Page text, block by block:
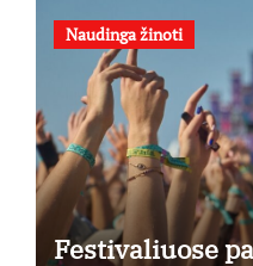
Naudinga žinoti
Festivaliuose